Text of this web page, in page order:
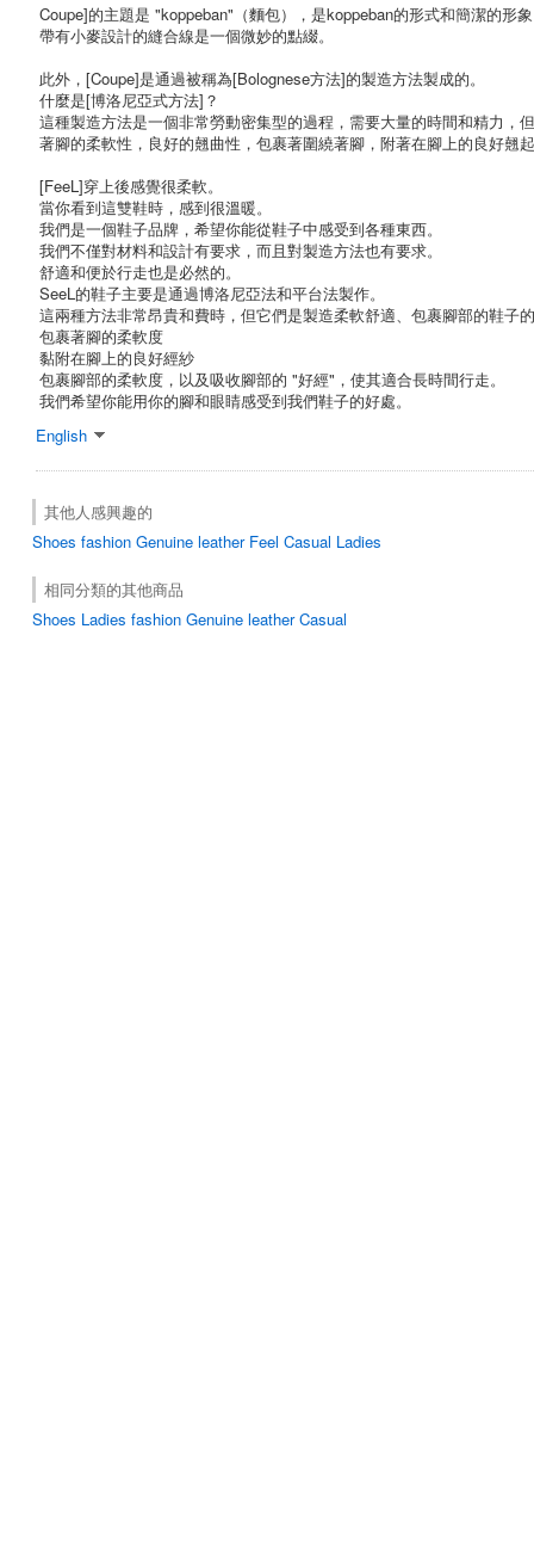
Coupe]的主題是 "koppeban"（麵包），是koppeban的形式和簡潔的形
帶有小麥設計的縫合線是一個微妙的點綴。
此外，[Coupe]是通過被稱為[Bolognese方法]的製造方法製成的。
什麼是[博洛尼亞式方法]？
這種製造方法是一個非常勞動密集型的過程，需要大量的時間和精力，
著腳的柔軟性，良好的翹曲性，包裹著圍繞著腳，附著在腳上的良好翹
[FeeL]穿上後感覺很柔軟。
當你看到這雙鞋時，感到很溫暖。
我們是一個鞋子品牌，希望你能從鞋子中感受到各種東西。
我們不僅對材料和設計有要求，而且對製造方法也有要求。
舒適和便於行走也是必然的。
SeeL的鞋子主要是通過博洛尼亞法和平台法製作。
這兩種方法非常昂貴和費時，但它們是製造柔軟舒適、包裹腳部的鞋子
包裹著腳的柔軟度
黏附在腳上的良好經紗
包裹腳部的柔軟度，以及吸收腳部的 "好經"，使其適合長時間行走。
我們希望你能用你的腳和眼睛感受到我們鞋子的好處。
English
其他人感興趣的
Shoes fashion Genuine leather Feel Casual Ladies
相同分類的其他商品
Shoes Ladies fashion Genuine leather Casual